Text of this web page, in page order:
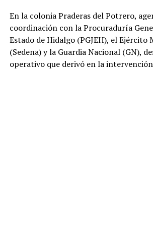
En la colonia Praderas del Potrero,
coordinación con la Procuraduría
Estado de Hidalgo (PGJEH), el Ejército
(Sedena) y la Guardia Nacional (GN),
operativo que derivó en la